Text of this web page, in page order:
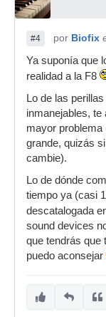
#4 por Biofix
Ya suponía que
realidad a la F8
Lo de las
inmanejables,
mayor problema
grande, quizás
cambie).
Lo de dónde
tiempo ya (casi
descatalogada
sound devices
que tendrás que
puedo aconsejar